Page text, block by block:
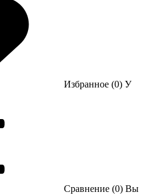
Избранное (0) У
Сравнение (0) Вы